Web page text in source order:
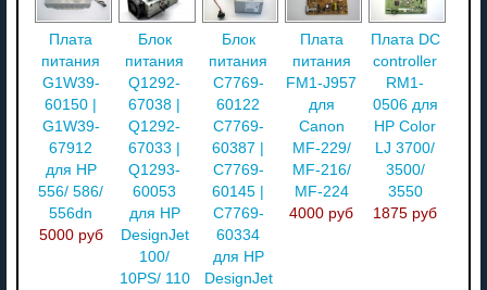
Плата
питания
G1W39-
60150 |
G1W39-
67912
для HP
556/ 586/
556dn
5000 руб
Блок
питания
Q1292-
67038 |
Q1292-
67033 |
Q1293-
60053
для HP
DesignJet
100/
10PS/ 110
Блок
питания
C7769-
60122
C7769-
60387 |
C7769-
60145 |
C7769-
60334
для HP
DesignJet
Плата
питания
FM1-J957
для
Canon
MF-229/
MF-216/
MF-224
4000 руб
Плата DC
controller
RM1-
0506 для
HP Color
LJ 3700/
3500/
3550
1875 руб